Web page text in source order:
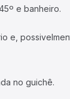
e banheiro.
e,
no guichê.